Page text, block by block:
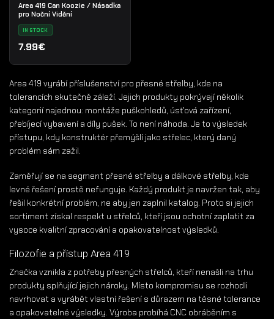
Area 419 vyrábí příslušenství pro přesné střelby, kde na
tolerancích skutečně záleží. Jejich produkty pokrývají několik
kategorií najednou: montáže puškohledů, úsťová zařízení,
přebíjecí vybavení a díly pušek. To není náhoda. Je to výsledek
přístupu, kdy konstruktér přemýšlí jako střelec, který daný
problém sám zažil.
Zaměřují se na segment přesné střelby a dálkové střelby, kde
levné řešení prostě nefunguje. Každý produkt je navržen tak, aby
řešil konkrétní problém, ne aby jen zaplnil katalog. Proto si jejich
sortiment získal respekt u střelců, kteří jsou ochotní zaplatit za
vysoce kvalitní zpracování a opakovatelnost výsledků.
Filozofie a přístup Area 419
Značka vznikla z potřeby přesných střelců, kteří nenašli na trhu
produkty splňující jejich nároky. Místo kompromisu se rozhodli
navrhovat a vyrábět vlastní řešení s důrazem na těsné tolerance
a opakovatelné výsledky. Výroba probíhá CNC obráběním s
Area 419 Can Koozie / Násadka
pro Noční Vidění
IN STOCK
7.99€